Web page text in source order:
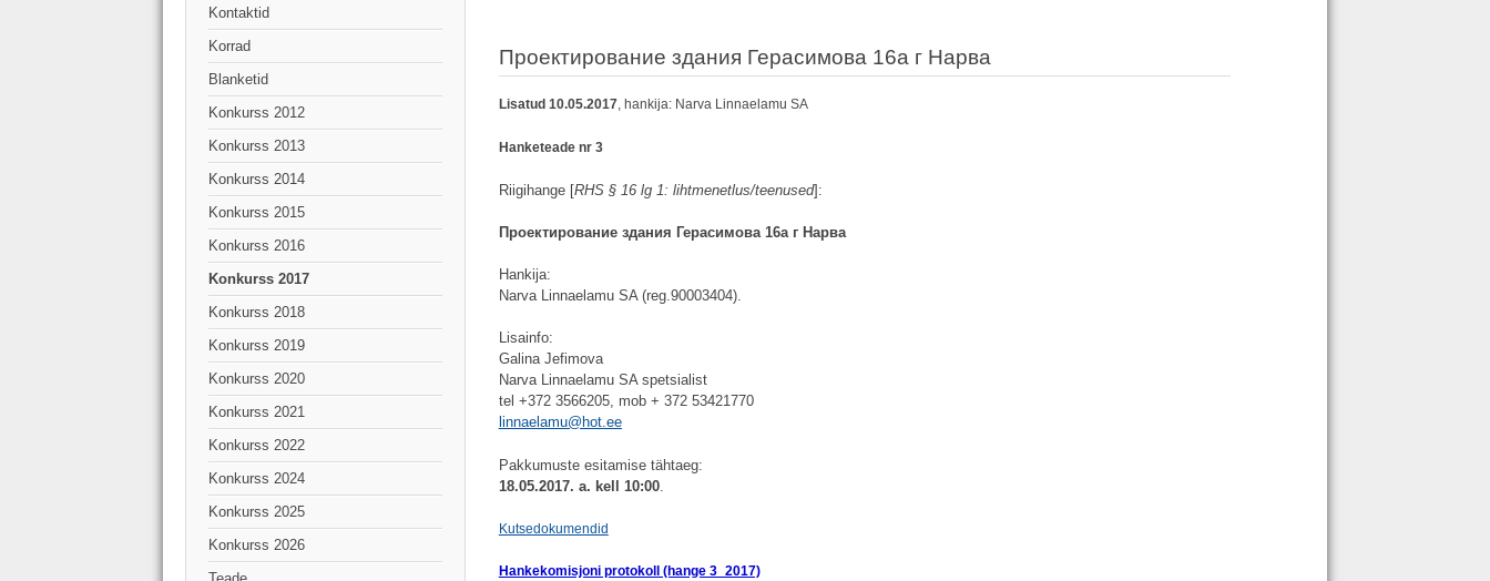
Kontaktid
Korrad
Blanketid
Konkurss 2012
Konkurss 2013
Konkurss 2014
Konkurss 2015
Konkurss 2016
Konkurss 2017
Konkurss 2018
Konkurss 2019
Konkurss 2020
Konkurss 2021
Konkurss 2022
Konkurss 2024
Konkurss 2025
Konkurss 2026
Проектирование здания Герасимова 16а г Нарва
Lisatud 10.05.2017, hankija: Narva Linnaelamu SA
Hanketeade nr 3
Riigihange [RHS § 16 lg 1: lihtmenetlus/teenused]:
Проектирование здания Герасимова 16а г Нарва
Hankija:
Narva Linnaelamu SA (reg.90003404).
Lisainfo:
Galina Jefimova
Narva Linnaelamu SA spetsialist
tel +372 3566205, mob + 372 53421770
linnaelamu@hot.ee
Pakkumuste esitamise tähtaeg:
18.05.2017. a. kell 10:00.
Kutsedokumendid
Hankekomisjoni protokoll (hange 3_2017)